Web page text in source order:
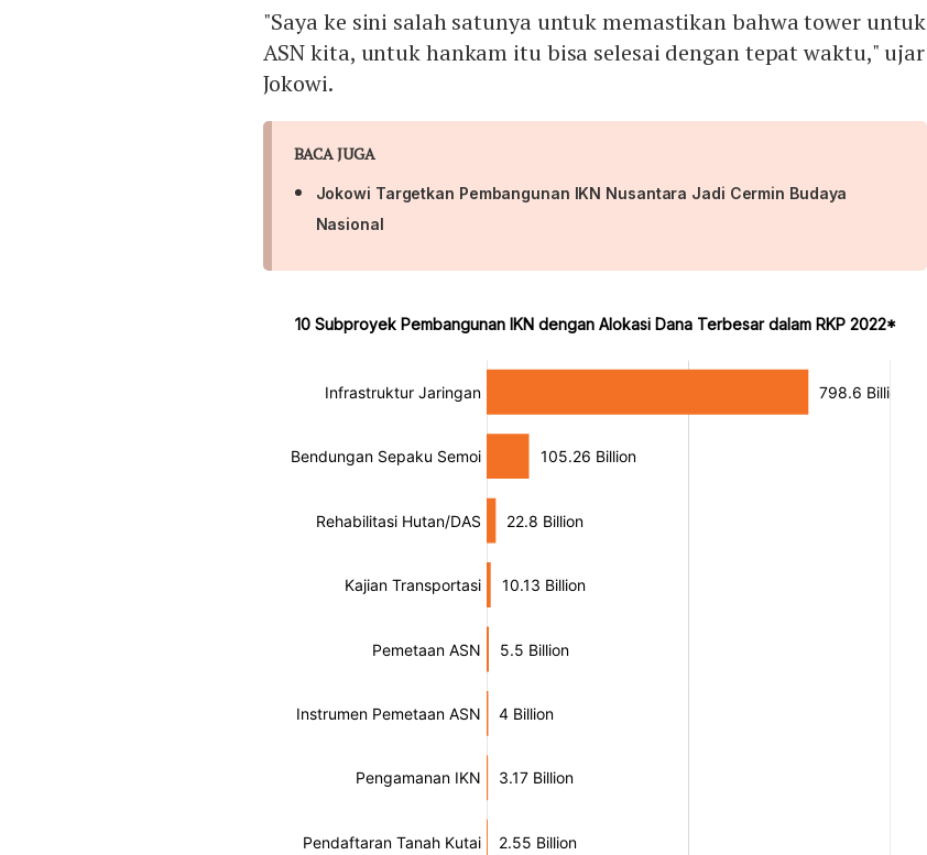
"Saya ke sini salah satunya untuk memastikan bahwa tower untuk
ASN kita, untuk hankam itu bisa selesai dengan tepat waktu," ujar
Jokowi.
BACA JUGA
Jokowi Targetkan Pembangunan IKN Nusantara Jadi Cermin Budaya
Nasional